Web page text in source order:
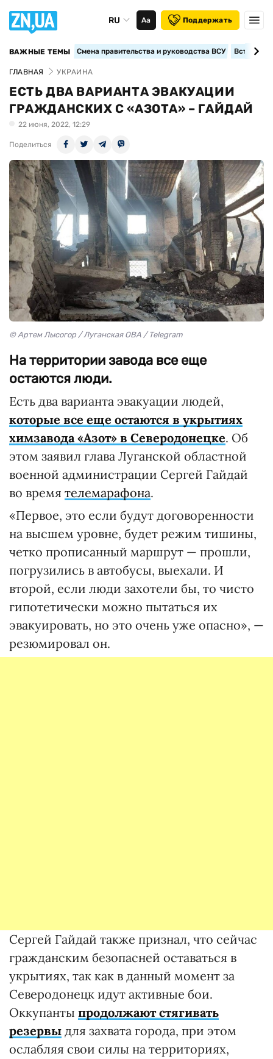
RU Аа Поддержать
ВАЖНЫЕ ТЕМЫ Смена правительства и руководства ВСУ
ГЛАВНАЯ УКРАИНА
ЕСТЬ ДВА ВАРИАНТА ЭВАКУАЦИИ
ГРАЖДАНСКИХ С «АЗОТА» – ГАЙДАЙ
22 июня, 2022, 12:29
Поделиться
© Артем Лысогор / Луганская ОВА / Telegram
На территории завода все еще
остаются люди.
Есть два варианта эвакуации людей,
которые все еще остаются в укрытиях
химзавода «Азот» в Северодонецке. Об
этом заявил глава Луганской областной
военной администрации Сергей Гайдай
во время телемарафона.
«Первое, это если будут договоренности
на высшем уровне, будет режим тишины,
четко прописанный маршрут — прошли,
погрузились в автобусы, выехали. И
второй, если люди захотели бы, то чисто
гипотетически можно пытаться их
эвакуировать, но это очень уже опасно», —
резюмировал он.
Сергей Гайдай также признал, что сейчас
гражданским безопасней оставаться в
укрытиях, так как в данный момент за
Северодонецк идут активные бои.
Оккупанты продолжают стягивать
резервы для захвата города, при этом
ослабляя свои силы на территориях,